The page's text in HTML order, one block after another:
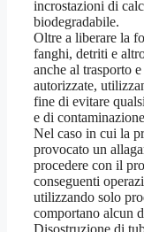
incrostazioni di
biodegradabile.
Oltre a liberare la
fanghi, detriti e
anche al trasporto
autorizzate,
fine di evitare
e di
Nel caso in cui la
provocato un
procedere con il
conseguenti
utilizzando solo
comportano alcun